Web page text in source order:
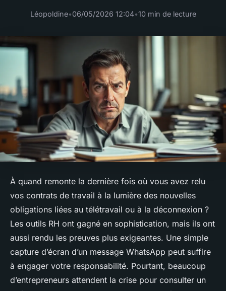
Léopoldine•06/05/2026 12:04•10 min de lecture
À quand remonte la dernière fois où vous avez relu
vos contrats de travail à la lumière des nouvelles
obligations liées au télétravail ou à la déconnexion ?
Les outils RH ont gagné en sophistication, mais ils ont
aussi rendu les preuves plus exigeantes. Une simple
capture d’écran d’un message WhatsApp peut suffire
à engager votre responsabilité. Pourtant, beaucoup
d’entrepreneurs attendent la crise pour consulter un